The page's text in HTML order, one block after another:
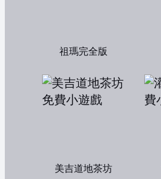
祖瑪完全版
美吉道地茶坊